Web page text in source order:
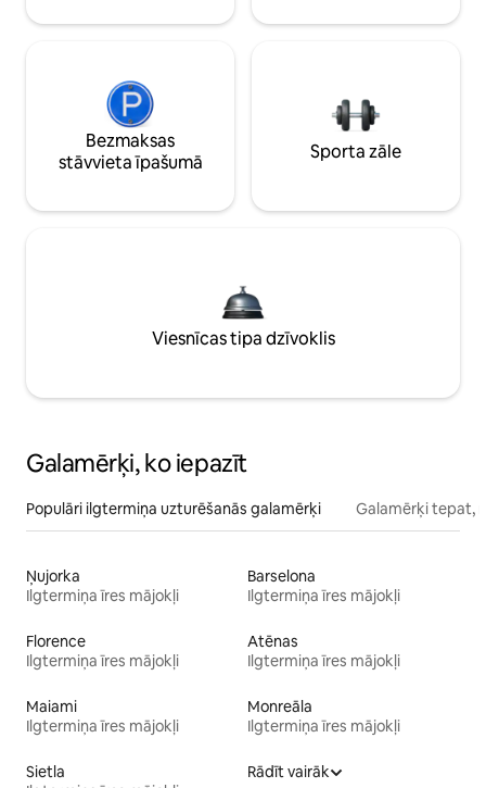
Bezmaksas
stāvvieta īpašumā
Sporta zāle
Viesnīcas tipa dzīvoklis
Galamērķi, ko iepazīt
Populāri ilgtermiņa uzturēšanās galamērķi Galamērķi tepat,
Ņujorka
Ilgtermiņa īres mājokļi
Barselona
Ilgtermiņa īres mājokļi
Florence
Ilgtermiņa īres mājokļi
Atēnas
Ilgtermiņa īres mājokļi
Maiami
Ilgtermiņa īres mājokļi
Monreāla
Ilgtermiņa īres mājokļi
Sietla
Rādīt vairāk